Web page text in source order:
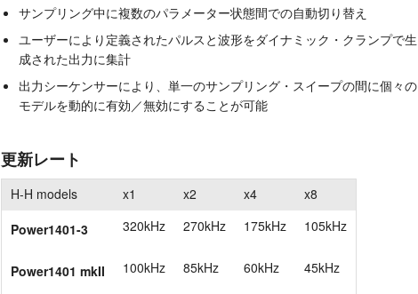
サンプリング中に複数のパラメーター状態間での自動切り替え
ユーザーにより定義されたパルスと波形をダイナミック・クランプで生
成された出力に集計
出力シーケンサーにより、単一のサンプリング・スイープの間に個々の
モデルを動的に有効／無効にすることが可能
更新レート
H-H models x1 x2 x4
x8
Power1401-3
320kHz 270kHz 175kHz 105kHz
Power1401 mkII 100kHz 85kHz 60kHz 45kHz